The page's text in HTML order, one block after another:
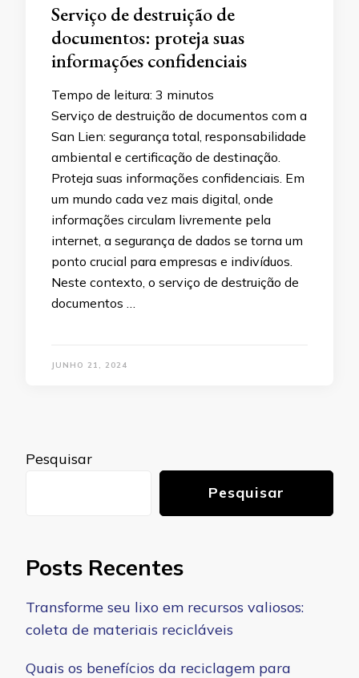
Serviço de destruição de
documentos: proteja suas
informações confidenciais
Tempo de leitura: 3 minutos
Serviço de destruição de documentos com a
San Lien: segurança total, responsabilidade
ambiental e certificação de destinação.
Proteja suas informações confidenciais. Em
um mundo cada vez mais digital, onde
informações circulam livremente pela
internet, a segurança de dados se torna um
ponto crucial para empresas e indivíduos.
Neste contexto, o serviço de destruição de
documentos …
JUNHO 21, 2024
Pesquisar
Pesquisar
Posts Recentes
Transforme seu lixo em recursos valiosos:
coleta de materiais recicláveis
Quais os benefícios da reciclagem para